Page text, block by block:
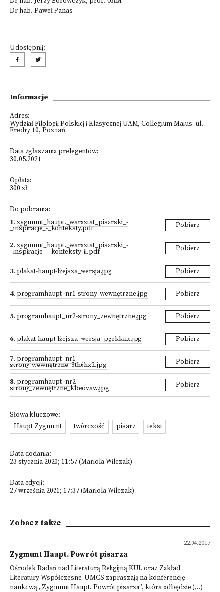
Dr hab. Paweł Panas
Udostępnij:
Informacje
Adres:
Wydział Filologii Polskiej i Klasycznej UAM, Collegium Maius, ul.
Fredry 10, Poznań
Data zgłaszania prelegentów:
30.05.2021
Opłata:
300 zł
Do pobrania:
1. zygmunt_haupt._warsztat_pisarski_-
_inspiracje_-_konteksty.pdf Pobierz
2. zygmunt_haupt._warsztat_pisarski_-
_inspiracje_-_konteksty_ii.pdf Pobierz
3. plakat-haupt-lżejsza_wersja.jpg Pobierz
4. programhaupt_nr1-strony_wewnętrzne.jpg Pobierz
5. programhaupt_nr2-strony_zewnętrzne.jpg Pobierz
6. plakat-haupt-lżejsza_wersja_pgrkknx.jpg Pobierz
7. programhaupt_nr1-
strony_wewnętrzne_3th6hx2.jpg Pobierz
8. programhaupt_nr2-
strony_zewnętrzne_kbeovaw.jpg Pobierz
Słowa kluczowe:
Haupt Zygmunt
twórczość pisarz tekst
Data dodania:
23 stycznia 2020; 11:57 (Mariola Wilczak)
Data edycji:
27 września 2021; 17:37 (Mariola Wilczak)
Zobacz także
22.04.2017
Zygmunt Haupt. Powrót pisarza
Ośrodek Badań nad Literaturą Religijną KUL oraz Zakład
Literatury Współczesnej UMCS zapraszają na konferencję
naukową „Zygmunt Haupt. Powrót pisarza”, która odbędzie (...)